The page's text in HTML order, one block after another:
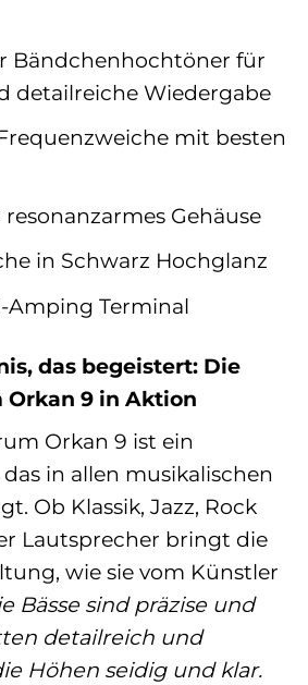
Bändchenhochtöner für
detailreiche Wiedergabe
mit besten
resonanzarmes Gehäuse
in Schwarz Hochglanz
Amping Terminal
das begeistert: Die
Orkan 9 in Aktion
Orkan 9 ist ein
das in allen musikalischen
Ob Klassik, Jazz, Rock
Lautsprecher bringt die
wie sie vom Künstler
Bässe sind präzise und
detailreich und
Höhen seidig und klar.